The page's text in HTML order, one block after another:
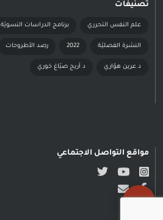
تصنيفات
علم النفس التحرري برنامج الدراسات النسويّة
النشرة الفصليّة 2022 رصد الأطروحات
د عرين هوّاري د أريج صبّاغ خوري
مواقع التواصل الاجتماعي